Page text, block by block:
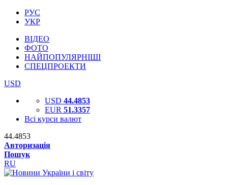
РУС
УКР
ВІДЕО
ФОТО
НАЙПОПУЛЯРНІШІ
СПЕЦПРОЕКТИ
USD
USD 44.4853
EUR 51.3357
Всі курси валют
44.4853
Авторизація
Пошук
RU